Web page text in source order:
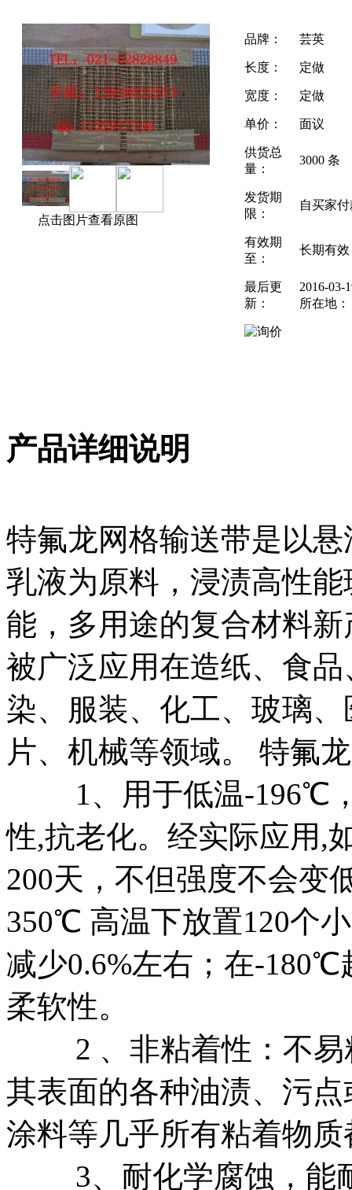
点击图片查看原图
品牌： 芸英
长度： 定做
宽度： 定做
单价： 面议
供货总
量：
3000 条
发货期
限：
自买家
有效期
至：
长期有效
最后更
新：
2016-03-
所在地
产品详细说明
特氟龙网格输送带是以
乳液为原料，浸渍高性
能，多用途的复合材料
被广泛应用在造纸、食
染、服装、化工、玻璃
片、机械等领域。 特氟
1、用于低温-196℃，
性,抗老化。经实际应用,
200天，不但强度不会变
350℃ 高温下放置120个
减少0.6%左右；在-
柔软性。
2 、非粘着性：不易
其表面的各种油渍、污
涂料等几乎所有粘着物
3、耐化学腐蚀，能